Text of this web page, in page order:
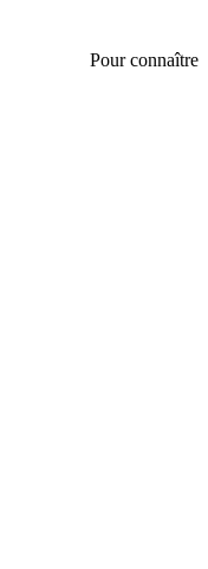
Pour connaître